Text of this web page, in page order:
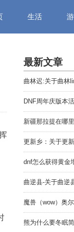
生活
最新文章
曲林迟:关于曲林
DNF周年庆版本
新疆那拉提在哪
更新乡：关于更
dnf怎么获得黄金
曲逆县-关于曲逆
魔兽（wow）奥
熊为什么要冬眠